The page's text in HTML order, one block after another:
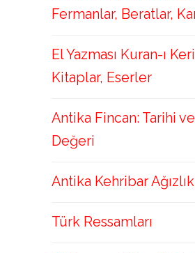
Fermanlar, Beratlar,
El Yazması Kuran-ı
Kitaplar, Eserler
Antika Fincan: Tarihi
Değeri
Antika Kehribar Ağızlık
Türk Ressamları